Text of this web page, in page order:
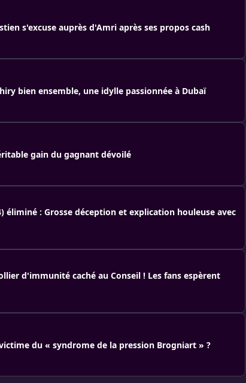
s'excuse auprès d'Amri après ses propos cash
bien ensemble, une idylle passionnée à Dubaï
gain du gagnant dévoilé
éliminé : Grosse déception et explication houleuse avec
d'immunité caché au Conseil ! Les fans espèrent
du « syndrome de la pression Brogniart » ?